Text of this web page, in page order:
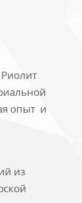
опыт и
из